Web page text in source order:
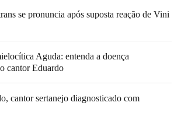
se pronuncia após suposta reação de Vini
Aguda: entenda a doença
cantor Eduardo
cantor sertanejo diagnosticado com